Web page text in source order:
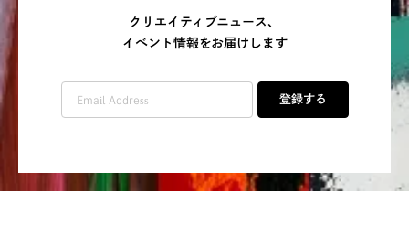
クリエイティブニュース、
イベント情報をお届けします
登録する